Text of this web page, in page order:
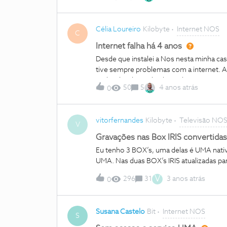
C
Célia Loureiro Kilobyte Internet NOS
Internet falha há 4 anos
Desde que instalei a Nos nesta minha
tive sempre problemas com a internet.
replicador de sinal pelo qual paguei, e
partir da Nos, pelo que não admira que
umas 5 visitas de técnicos da Nos, que
outro, acabei com 3 pods de internet em
teleworking, pois a internet no pod
reinicia e a minha patroa vê-me offline.
0 50 5 4 anos atrás
V
vitorfernandes Kilobyte Televisão NOS
Gravações nas Box IRIS
Eu tenho 3 BOX’s, uma delas é UMA
UMA. Nas duas BOX’s IRIS atualizadas
gravações; ou seja, aparece a mesma
reset de fábrica e fica igual.Veja-se a
0 296 31 V 3 anos atrás
S
Susana Castelo Bit Internet NOS